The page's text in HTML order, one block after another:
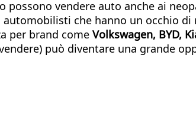
possono vendere auto anche ai
che hanno un occhio
per brand come Volkswagen, BYD,
può diventare una grande